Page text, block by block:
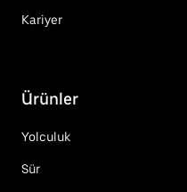
Kariyer
Ürünler
Yolculuk
Sür